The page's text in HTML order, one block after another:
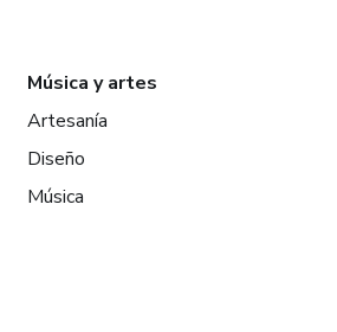
Música y artes
Artesanía
Diseño
Música